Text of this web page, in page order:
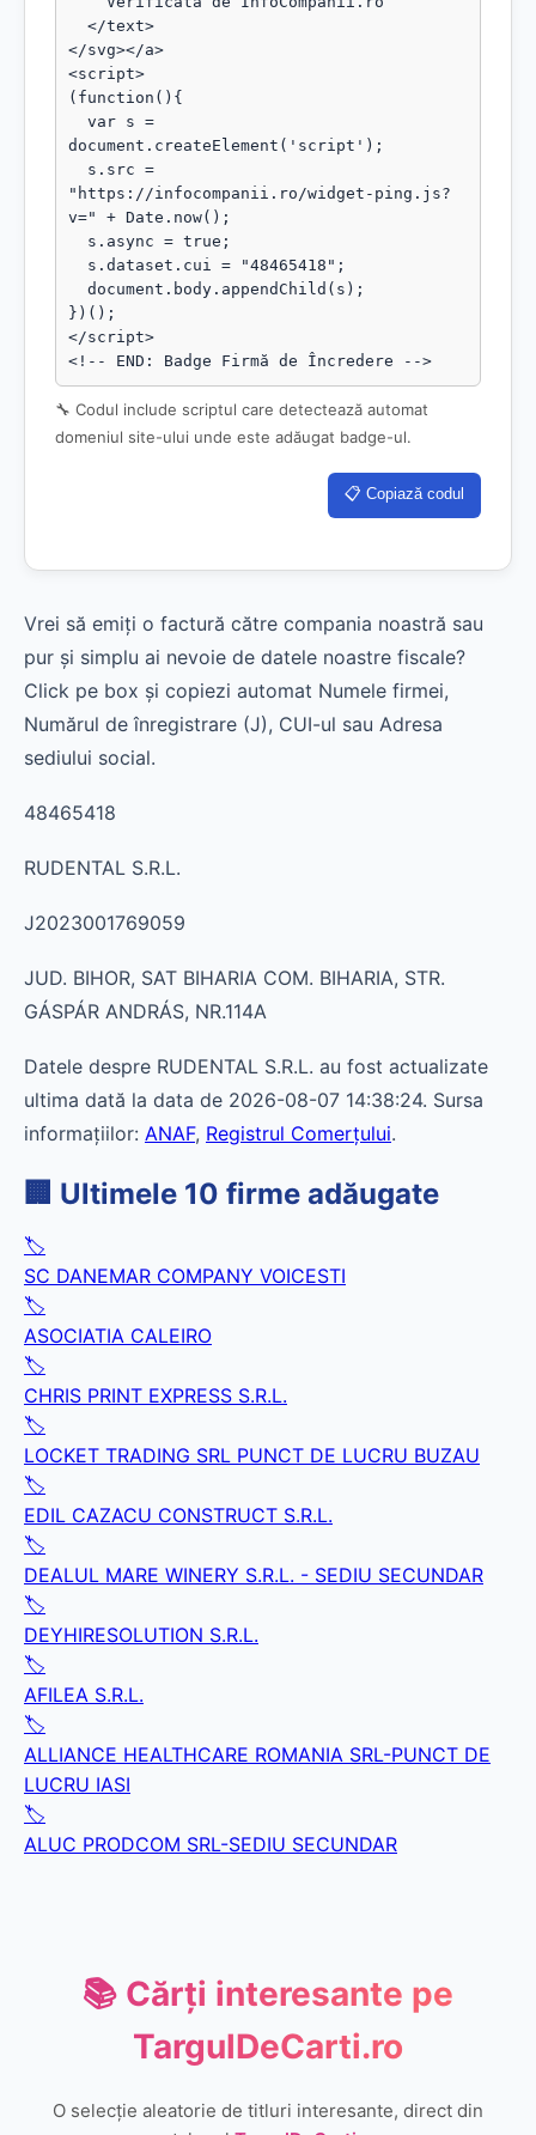
</svg></a>
<script>
(function(){
document.createElement('script');
"https://infocompanii.ro/widget-ping.js?
v=" + Date.now();
})();
</script>
<!-- END: Badge Firmă de Încredere -->
🔧 Codul include scriptul care detectează automat
domeniul site-ului unde este adăugat badge-ul.
📋 Copiază codul
Vrei să emiți o factură către compania noastră sau
pur și simplu ai nevoie de datele noastre fiscale?
Click pe box și copiezi automat Numele firmei,
Numărul de înregistrare (J), CUI-ul sau Adresa
sediului social.
48465418
RUDENTAL S.R.L.
J2023001769059
JUD. BIHOR, SAT BIHARIA COM. BIHARIA, STR.
GÁSPÁR ANDRÁS, NR.114A
Datele despre RUDENTAL S.R.L. au fost actualizate
ultima dată la data de 2026-08-07 14:38:24. Sursa
informațiilor: ANAF, Registrul Comerțului.
🏢 Ultimele 10 firme adăugate
🏷️
SC DANEMAR COMPANY VOICESTI
🏷️
ASOCIATIA CALEIRO
🏷️
CHRIS PRINT EXPRESS S.R.L.
🏷️
LOCKET TRADING SRL PUNCT DE LUCRU BUZAU
🏷️
EDIL CAZACU CONSTRUCT S.R.L.
🏷️
DEALUL MARE WINERY S.R.L. - SEDIU SECUNDAR
🏷️
DEYHIRESOLUTION S.R.L.
🏷️
AFILEA S.R.L.
🏷️
ALLIANCE HEALTHCARE ROMANIA SRL-PUNCT DE
LUCRU IASI
🏷️
ALUC PRODCOM SRL-SEDIU SECUNDAR
📚 Cărți interesante pe
TargulDeCarti.ro
O selecție aleatorie de titluri interesante, direct din